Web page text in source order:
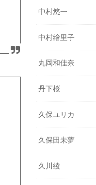
中村悠一
中村繪里子
丸岡和佳奈
丹下桜
久保ユリカ
久保田未夢
久川綾